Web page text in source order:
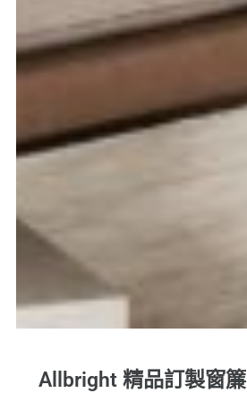
Allbright 精品訂製窗簾